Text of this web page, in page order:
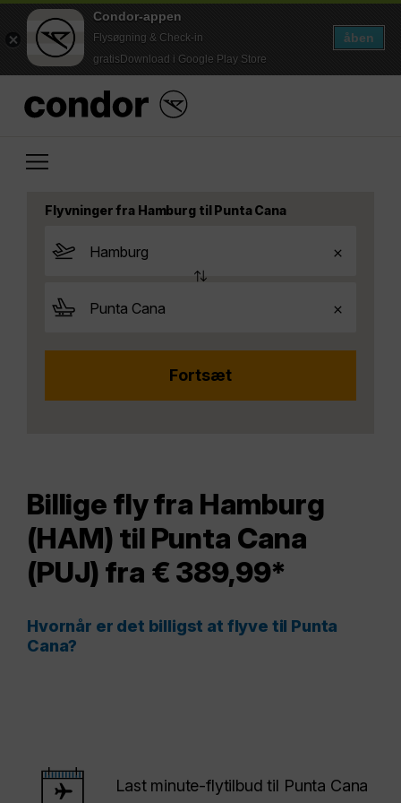
Condor-appen
Flysøgning & Check-in
gratisDownload i Google Play Store
åben
Flyvninger fra Hamburg til Punta Cana
Billige fly fra Hamburg
(HAM) til Punta Cana
(PUJ) fra € 389,99*
Hvornår er det billigst at flyve til Punta
Cana?
Last minute-flytilbud til Punta Cana